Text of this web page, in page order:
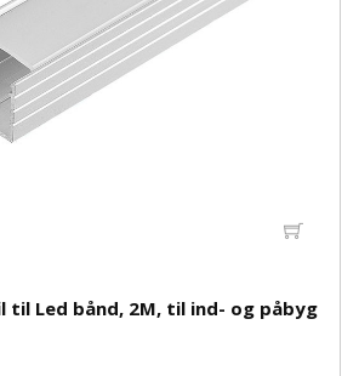
til Led bånd, 2M, til ind- og påbyg